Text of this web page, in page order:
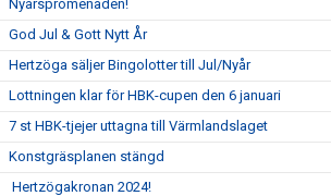
Nyårspromenaden!
God Jul & Gott Nytt År
Hertzöga säljer Bingolotter till Jul/Nyår
Lottningen klar för HBK-cupen den 6 januari
7 st HBK-tjejer uttagna till Värmlandslaget
Konstgräsplanen stängd
Hertzögakronan 2024!